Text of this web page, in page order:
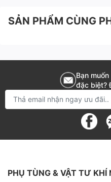
Thông số kỹ
Series
Cam kết khi
Kyungwon
Hàng chính hãng
SẢN PHẨM CÙNG
Bạn
đặc biệt?
PHỤ TÙNG & VẬT TƯ KHÍ